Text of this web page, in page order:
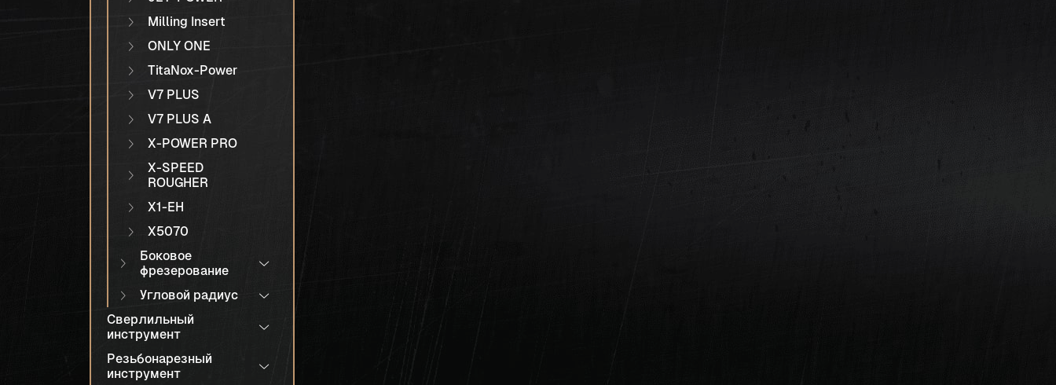
Milling Insert
ONLY ONE
TitaNox-Power
V7 PLUS
V7 PLUS A
X-POWER PRO
X-SPEED
ROUGHER
X1-EH
X5070
Боковое
фрезерование
Угловой радиус
Сверлильный
инструмент
Резьбонарезный
инструмент